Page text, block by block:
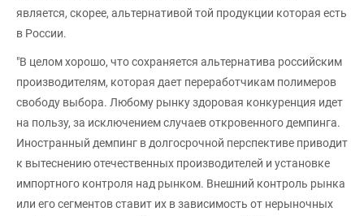
является, скорее, альтернативой той продукции которая есть
в России.
"В целом хорошо, что сохраняется альтернатива российским
производителям, которая дает переработчикам полимеров
свободу выбора. Любому рынку здоровая конкуренция идет
на пользу, за исключением случаев откровенного демпинга.
Иностранный демпинг в долгосрочной перспективе приводит
к вытеснению отечественных производителей и установке
импортного контроля над рынком. Внешний контроль рынка
или его сегментов ставит их в зависимость от нерыночных